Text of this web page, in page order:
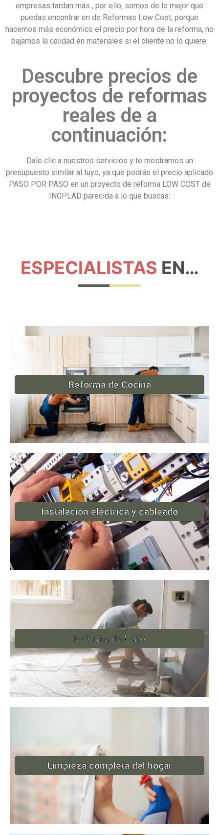
empresas tardan más , por ello, somos de lo mejor que
puedas encontrar en de Reformas Low Cost, porque
hacemos más económico el precio por hora de la reforma, no
bajamos la calidad en materiales si el cliente no lo quiere.
Descubre precios de
proyectos de reformas
reales de a
continuación:
Dale clic a nuestros servicios y te mostramos un
presupuesto similar al tuyo, ya que podrás el precio aplicado
PASO POR PASO en un proyecto de reforma LOW COST de
INGPLAD parecida a lo que buscas:
ESPECIALISTAS EN…
Reforma de Cocina
Instalación eléctrica y cableado
Reforma de baño
Limpieza completa del hogar